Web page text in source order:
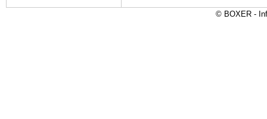
© BOXER -